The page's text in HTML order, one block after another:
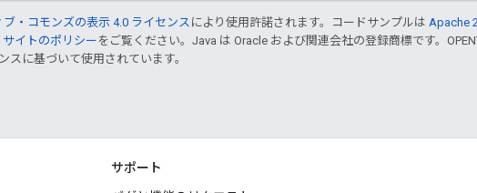
ブ・コモンズの表示 4.0 ライセンスにより使用許諾されます。コードサンプルは Apache
イトのポリシー をご覧ください。Java は Oracle および関連会社の登録商標です。
スに基づいて使用されています。
サポート